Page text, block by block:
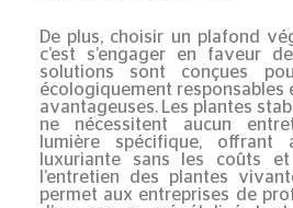
De plus, choisir un plafond
c’est s’engager en faveur
solutions sont conçues
écologiquement responsables
avantageuses. Les plantes
ne nécessitent aucun
lumière spécifique, offrant
luxuriante sans les coûts
l’entretien des plantes
permet aux entreprises de